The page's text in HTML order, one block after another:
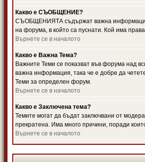
Какво е СЪОБЩЕНИЕ?
СЪОБЩЕНИЯТА съдържат важна информация
на форума, в който са пуснати. Кой има
Върнете се в началото
Какво е Важна Тема?
Важните Теми се показват във форума над
важна информация, така че е добре да
Теми за определен форум.
Върнете се в началото
Какво е Заключена тема?
Темите могат да бъдат заключвани от
прекратена. Има много причини, поради
Върнете се в началото